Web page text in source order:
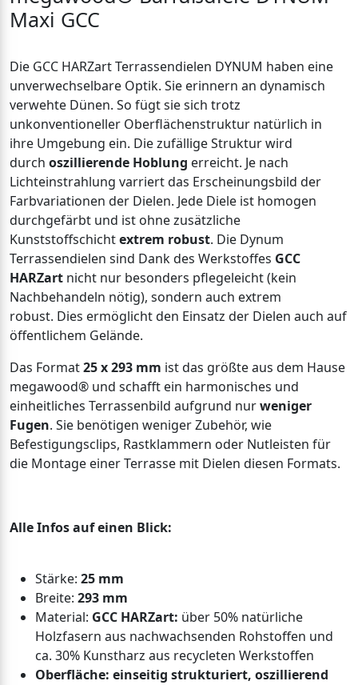
Maxi GCC
Die GCC HARZart Terrassendielen DYNUM haben eine
unverwechselbare Optik. Sie erinnern an dynamisch
verwehte Dünen. So fügt sie sich trotz
unkonventioneller Oberflächenstruktur natürlich in
ihre Umgebung ein. Die zufällige Struktur wird
durch oszillierende Hoblung erreicht. Je nach
Lichteinstrahlung varriert das Erscheinungsbild der
Farbvariationen der Dielen. Jede Diele ist homogen
durchgefärbt und ist ohne zusätzliche
Kunststoffschichtextrem robust. Die Dynum
Terrassendielen sind Dank des Werkstoffes GCC
HARZart nicht nur besonders pflegeleicht (kein
Nachbehandeln nötig), sondern auch extrem
robust. Dies ermöglicht den Einsatz der Dielen auch auf
öffentlichem Gelände.
Das Format25 x 293 mm ist das größte aus dem Hause
megawood® und schafft ein harmonisches und
einheitliches Terrassenbild aufgrund nurweniger
Fugen. Sie benötigen weniger Zubehör, wie
Befestigungsclips, Rastklammern oder Nutleisten für
die Montage einer Terrasse mit Dielen diesen Formats.
Alle Infos auf einen Blick:
Stärke: 25 mm
Breite: 293 mm
Material: GCC HARZart: über 50% natürliche
Holzfasern aus nachwachsenden Rohstoffen und
ca. 30% Kunstharz aus recycleten Werkstoffen
Oberfläche: einseitig strukturiert, oszillierend